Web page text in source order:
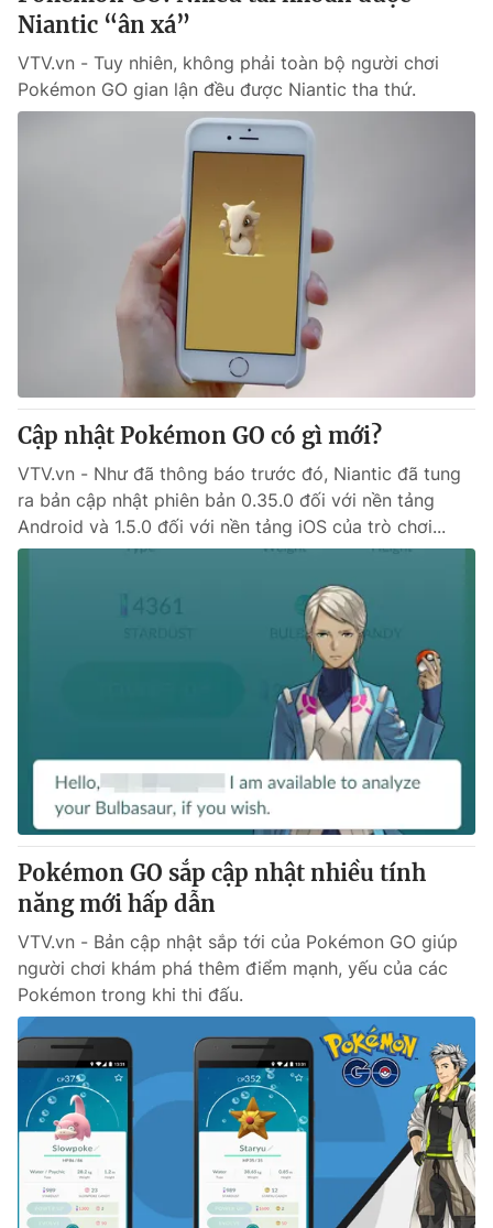
Niantic “ân xá”
VTV.vn - Tuy nhiên, không phải toàn bộ người chơi
Pokémon GO gian lận đều được Niantic tha thứ.
Cập nhật Pokémon GO có gì mới?
VTV.vn - Như đã thông báo trước đó, Niantic đã tung
ra bản cập nhật phiên bản 0.35.0 đối với nền tảng
Android và 1.5.0 đối với nền tảng iOS của trò chơi...
Pokémon GO sắp cập nhật nhiều tính
năng mới hấp dẫn
VTV.vn - Bản cập nhật sắp tới của Pokémon GO giúp
người chơi khám phá thêm điểm mạnh, yếu của các
Pokémon trong khi thi đấu.